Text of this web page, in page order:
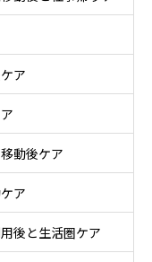
ア
動後ケア
ア
後と生活圏ケア